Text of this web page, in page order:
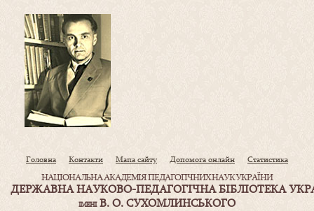
Головна Контакти Мапа сайту Допомога онлайн Статистика
НАЦІОНАЛЬНА АКАДЕМІЯ ПЕДАГОГІЧНИХ НАУК УКРАЇНИ
ДЕРЖАВНА НАУКОВО-ПЕДАГОГІЧНА БІБЛІОТЕКА
ІМЕНІВ. О. СУХОМЛИНСЬКОГО